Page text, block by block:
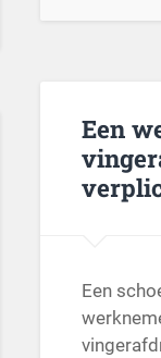
Een
Een